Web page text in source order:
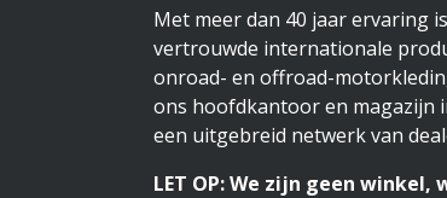
Met meer dan 40 jaar ervaring
vertrouwde internationale
onroad- en offroad-
ons hoofdkantoor en magazijn
een uitgebreid netwerk van
LET OP: We zijn geen